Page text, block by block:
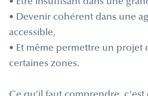
• Être insuffisant dans une
• Devenir cohérent dans une
accessible,
• Et même permettre un projet
certaines zones.